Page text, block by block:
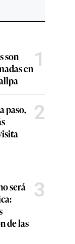
son
en1
paso,
2
será
de las
3